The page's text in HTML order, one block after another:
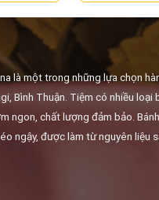
đến
250.000 ₫
là một trong những lựa chọn
Bình Thuận. Tiệm có nhiều loại
ngon, chất lượng đảm bảo.
ngậy, được làm từ nguyên liệu